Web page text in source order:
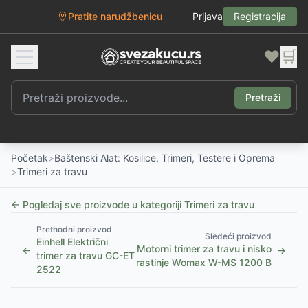
Pratite narudžbenicu Prijava Registracija
❤️ 🛒
Pretraži
Početak>Baštenski Alat: Kosilice, Trimeri, Testere i Oprema
>Trimeri za travu
← Pogledaj sve proizvode u kategoriji Trimeri za travu
←
Prethodni proizvod
Einhell Električni
trimer za travu GC-ET
2522
Sledeći proizvod
Motorni trimer za travu i nisko
rastinje Womax W-MS 1200 B
→